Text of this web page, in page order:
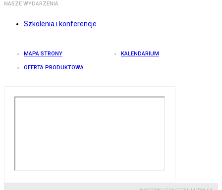
NASZE WYDARZENIA
Szkolenia i konferencje
MAPA STRONY KALENDARIUM
OFERTA PRODUKTOWA